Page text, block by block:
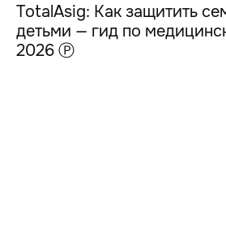
TotalAsig: Как защитить
детьми — гид по
2026 Ⓟ